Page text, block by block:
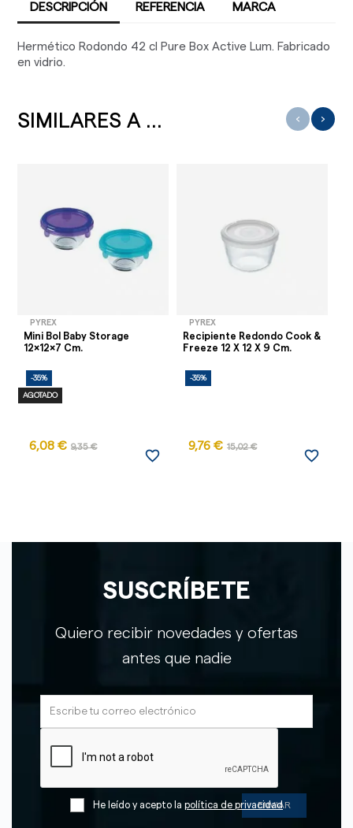
DESCRIPCIÓN REFERENCIA MARCA
Hermético Rodondo 42 cl Pure Box Active Lum. Fabricado
en vidrio.
SIMILARES A ...
PYREX
Mini Bol Baby Storage
12x12x7 Cm.
-35%
AGOTADO
6,08 € 9,35 €
favorite_border
PYREX
Recipiente Redondo Cook &
Freeze 12 X 12 X 9 Cm.
-35%
9,76 € 15,02 €
favorite_border
‹ ›
SUSCRÍBETE
Quiero recibir novedades y ofertas
antes que nadie
He leído y acepto la política de privacidad